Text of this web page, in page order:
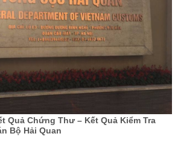
Quả Chứng Thư – Kết Quả Kiểm Tra
Bộ Hải Quan